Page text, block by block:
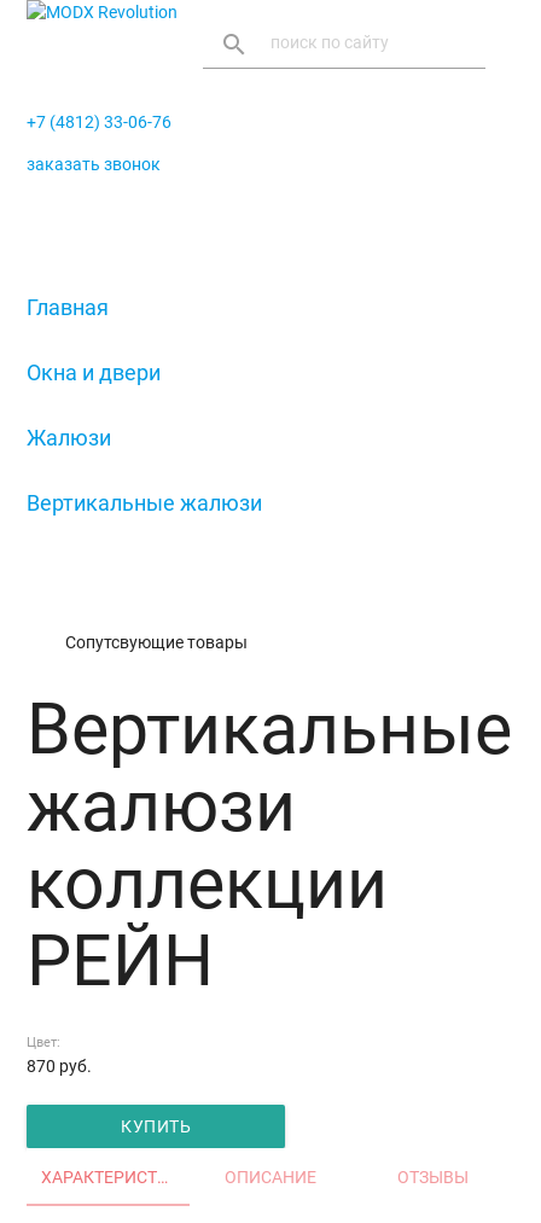
search
+7 (4812) 33-06-76
заказать звонок
Главная
Окна и двери
Жалюзи
Вертикальные жалюзи
Вертикальные
жалюзи
коллекции
РЕЙН
Цвет:
870 руб.
КУПИТЬ
ХАРАКТЕРИСТИКИ ОПИСАНИЕ ОТЗЫВЫ
Сопутсвующие товары